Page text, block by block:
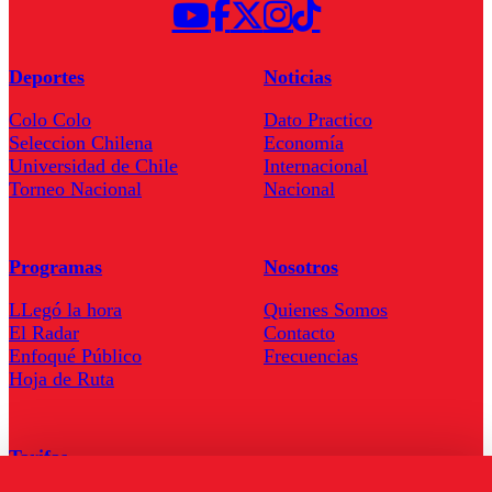
Deportes
Colo Colo
Seleccion Chilena
Universidad de Chile
Torneo Nacional
Noticias
Dato Practico
Economía
Internacional
Nacional
Programas
LLegó la hora
El Radar
Enfoqué Público
Hoja de Ruta
Nosotros
Quienes Somos
Contacto
Frecuencias
Tarifas